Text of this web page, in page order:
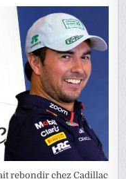
rebondir chez Cadillac